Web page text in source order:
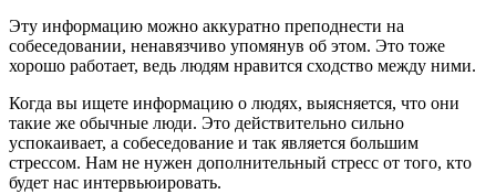
Эту информацию можно аккуратно преподнести на
собеседовании, ненавязчиво упомянув об этом. Это тоже
хорошо работает, ведь людям нравится сходство между ними.
Когда вы ищете информацию о людях, выясняется, что они
такие же обычные люди. Это действительно сильно
успокаивает, а собеседование и так является большим
стрессом. Нам не нужен дополнительный стресс от того, кто
будет нас интервьюировать.